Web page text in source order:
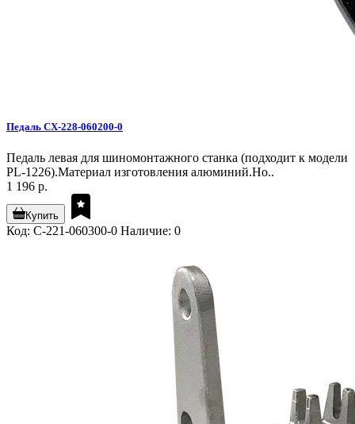
Педаль CX-228-060200-0
Педаль левая для шиномонтажного станка (подходит к модели
PL-1226).Материал изготовления алюминий.Но..
1 196 р.
Купить
Код: C-221-060300-0 Наличие: 0